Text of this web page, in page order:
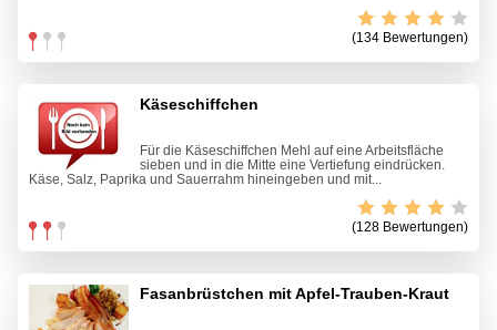
(134 Bewertungen)
Käseschiffchen
Für die Käseschiffchen Mehl auf eine Arbeitsfläche
sieben und in die Mitte eine Vertiefung eindrücken.
Käse, Salz, Paprika und Sauerrahm hineingeben und mit...
(128 Bewertungen)
Fasanbrüstchen mit Apfel-Trauben-Kraut